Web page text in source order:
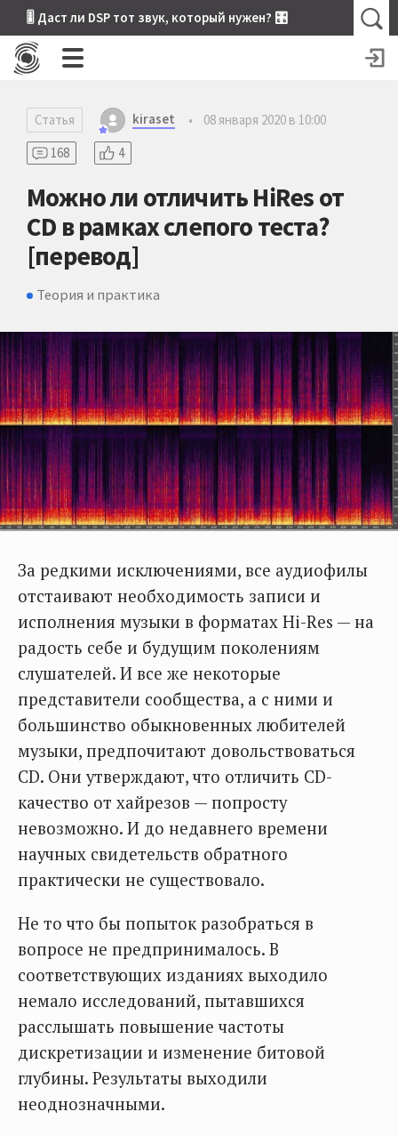
🎚 Даст ли DSP тот звук, который нужен? 🎛
Статья kiraset •
08 января 2020 в 10:00
168
4
Можно ли отличить HiRes от
CD в рамках слепого теста?
[перевод]
Теория и практика
За редкими исключениями, все аудиофилы
отстаивают необходимость записи и
исполнения музыки в форматах Hi-Res — на
радость себе и будущим поколениям
слушателей. И все же некоторые
представители сообщества, а с ними и
большинство обыкновенных любителей
музыки, предпочитают довольствоваться
CD. Они утверждают, что отличить CD-
качество от хайрезов — попросту
невозможно. И до недавнего времени
научных свидетельств обратного
практически не существовало.
Не то что бы попыток разобраться в
вопросе не предпринималось. В
соответствующих изданиях выходило
немало исследований, пытавшихся
расслышать повышение частоты
дискретизации и изменение битовой
глубины. Результаты выходили
неоднозначными.